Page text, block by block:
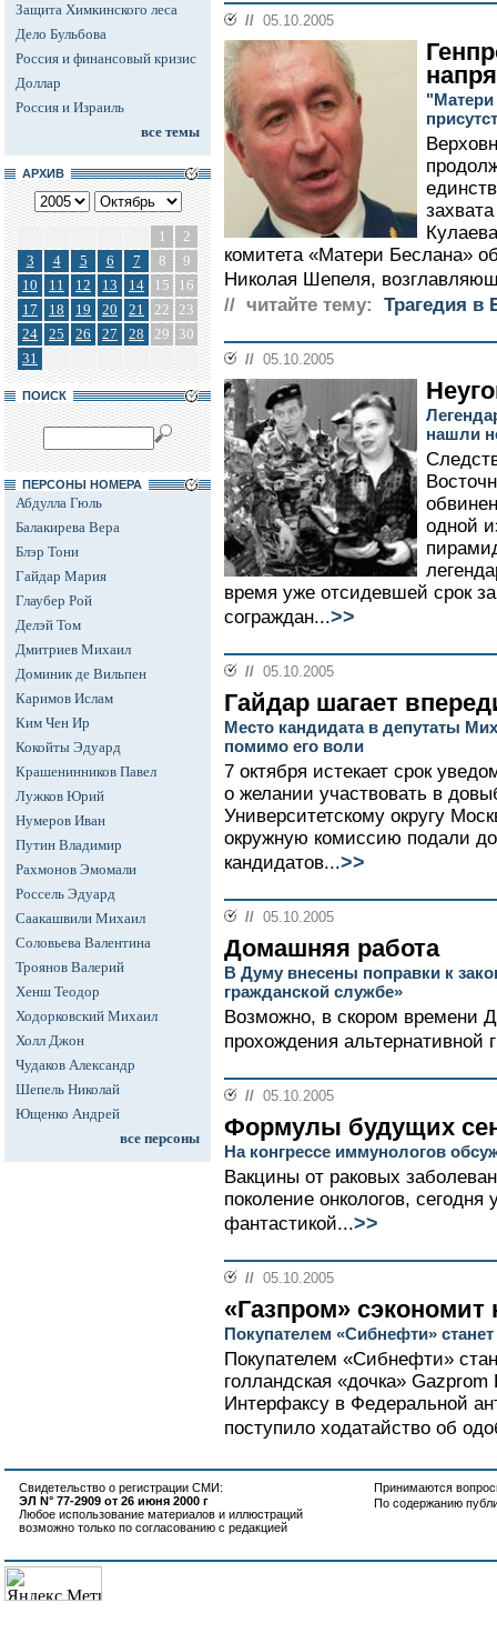
Защита Химкинского леса
Дело Бульбова
Россия и финансовый кризис
Доллар
Россия и Израиль
все темы
АРХИВ
1
2
3
4 5 6 7 8
9
10
11 12 13 14 15
16
17
18 19 20 21 22 23
24
25 26 27 28 29
30
31
ПОИСК
ПЕРСОНЫ НОМЕРА
Абдулла Гюль
Балакирева Вера
Блэр Тони
Гайдар Мария
Глаубер Рой
Делэй Том
Дмитриев Михаил
Доминик де Вильпен
Каримов Ислам
Ким Чен Ир
Кокойты Эдуард
Крашенинников Павел
Лужков Юрий
Нумеров Иван
Путин Владимир
Рахмонов Эмомали
Россель Эдуард
Саакашвили Михаил
Соловьева Валентина
Троянов Валерий
Хенш Теодор
Ходорковский Михаил
Холл Джон
Чудаков Александр
Шепель Николай
Ющенко Андрей
все персоны
// 05.10.2005
"Матери
комитета «Матери Беслана»
Николая Шепеля,
// читайте тему:
Трагедия в
// 05.10.2005
нашли
одной
время уже отсидевшей срок
сограждан...>>
// 05.10.2005
Гайдар шагает
Место кандидата в депутаты
помимо его воли
7 октября истекает срок
о желании участвовать в
Университетскому округу
окружную комиссию подали
кандидатов...>>
// 05.10.2005
Домашняя работа
В Думу внесены поправки к
гражданской службе»
Возможно, в скором времени
прохождения
// 05.10.2005
Формулы будущих
На конгрессе иммунологов
Вакцины от раковых
поколение онкологов,
фантастикой...>>
// 05.10.2005
«Газпром» сэкономит
Покупателем «Сибнефти»
Покупателем «Сибнефти»
голландская «дочка»
Интерфаксу в Федеральной
поступило ходатайство об
Свидетельство о регистрации СМИ:
ЭЛ N° 77-2909 от 26 июня 2000 г
Любое использование материалов и иллюстраций
возможно только по согласованию с редакцией
Принимаются
По содержанию